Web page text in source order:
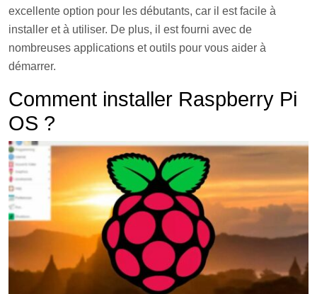
excellente option pour les débutants, car il est facile à
installer et à utiliser. De plus, il est fourni avec de
nombreuses applications et outils pour vous aider à
démarrer.
Comment installer Raspberry Pi
OS ?